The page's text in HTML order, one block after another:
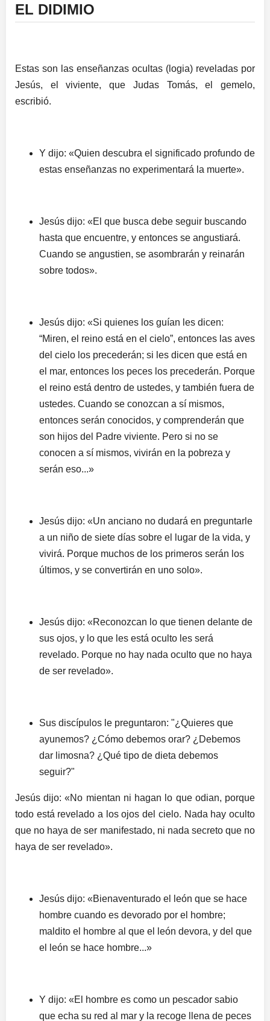
EL DIDIMIO
Estas son las enseñanzas ocultas (logia) reveladas por
Jesús, el viviente, que Judas Tomás, el gemelo,
escribió.
Y dijo: «Quien descubra el significado profundo de
estas enseñanzas no experimentará la muerte».
Jesús dijo: «El que busca debe seguir buscando
hasta que encuentre, y entonces se angustiará.
Cuando se angustien, se asombrarán y reinarán
sobre todos».
Jesús dijo: «Si quienes los guían les dicen:
“Miren, el reino está en el cielo”, entonces las aves
del cielo los precederán; si les dicen que está en
el mar, entonces los peces los precederán. Porque
el reino está dentro de ustedes, y también fuera de
ustedes. Cuando se conozcan a sí mismos,
entonces serán conocidos, y comprenderán que
son hijos del Padre viviente. Pero si no se
conocen a sí mismos, vivirán en la pobreza y
serán eso...»
Jesús dijo: «Un anciano no dudará en preguntarle
a un niño de siete días sobre el lugar de la vida, y
vivirá. Porque muchos de los primeros serán los
últimos, y se convertirán en uno solo».
Jesús dijo: «Reconozcan lo que tienen delante de
sus ojos, y lo que les está oculto les será
revelado. Porque no hay nada oculto que no haya
de ser revelado».
Sus discípulos le preguntaron: "¿Quieres que
ayunemos? ¿Cómo debemos orar? ¿Debemos
dar limosna? ¿Qué tipo de dieta debemos
seguir?"
Jesús dijo: «No mientan ni hagan lo que odian, porque
todo está revelado a los ojos del cielo. Nada hay oculto
que no haya de ser manifestado, ni nada secreto que no
haya de ser revelado».
Jesús dijo: «Bienaventurado el león que se hace
hombre cuando es devorado por el hombre;
maldito el hombre al que el león devora, y del que
el león se hace hombre...»
Y dijo: «El hombre es como un pescador sabio
que echa su red al mar y la recoge llena de peces